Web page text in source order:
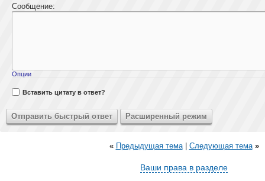
Сообщение:
Опции
Вставить цитату в ответ?
« Предыдущая тема| Следующая тема »
Ваши права в разделе